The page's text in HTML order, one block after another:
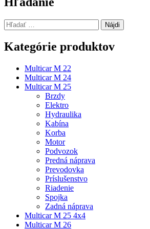
Hľadať:
Kategórie produktov
Multicar M 22
Multicar M 24
Multicar M 25
Brzdy
Elektro
Hydraulika
Kabína
Korba
Motor
Podvozok
Predná náprava
Prevodovka
Príslušenstvo
Riadenie
Spojka
Zadná náprava
Multicar M 25 4x4
Multicar M 26